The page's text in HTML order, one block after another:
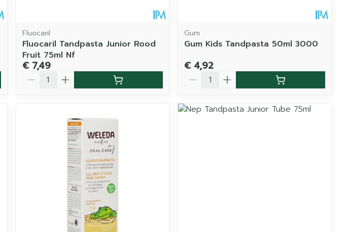
Fluocaril
Fluocaril Tandpasta Junior Rood
Fruit 75ml Nf
€ 7,49
Aantal
Gum
Gum Kids Tandpasta 50ml 3000
€ 4,92
Aantal